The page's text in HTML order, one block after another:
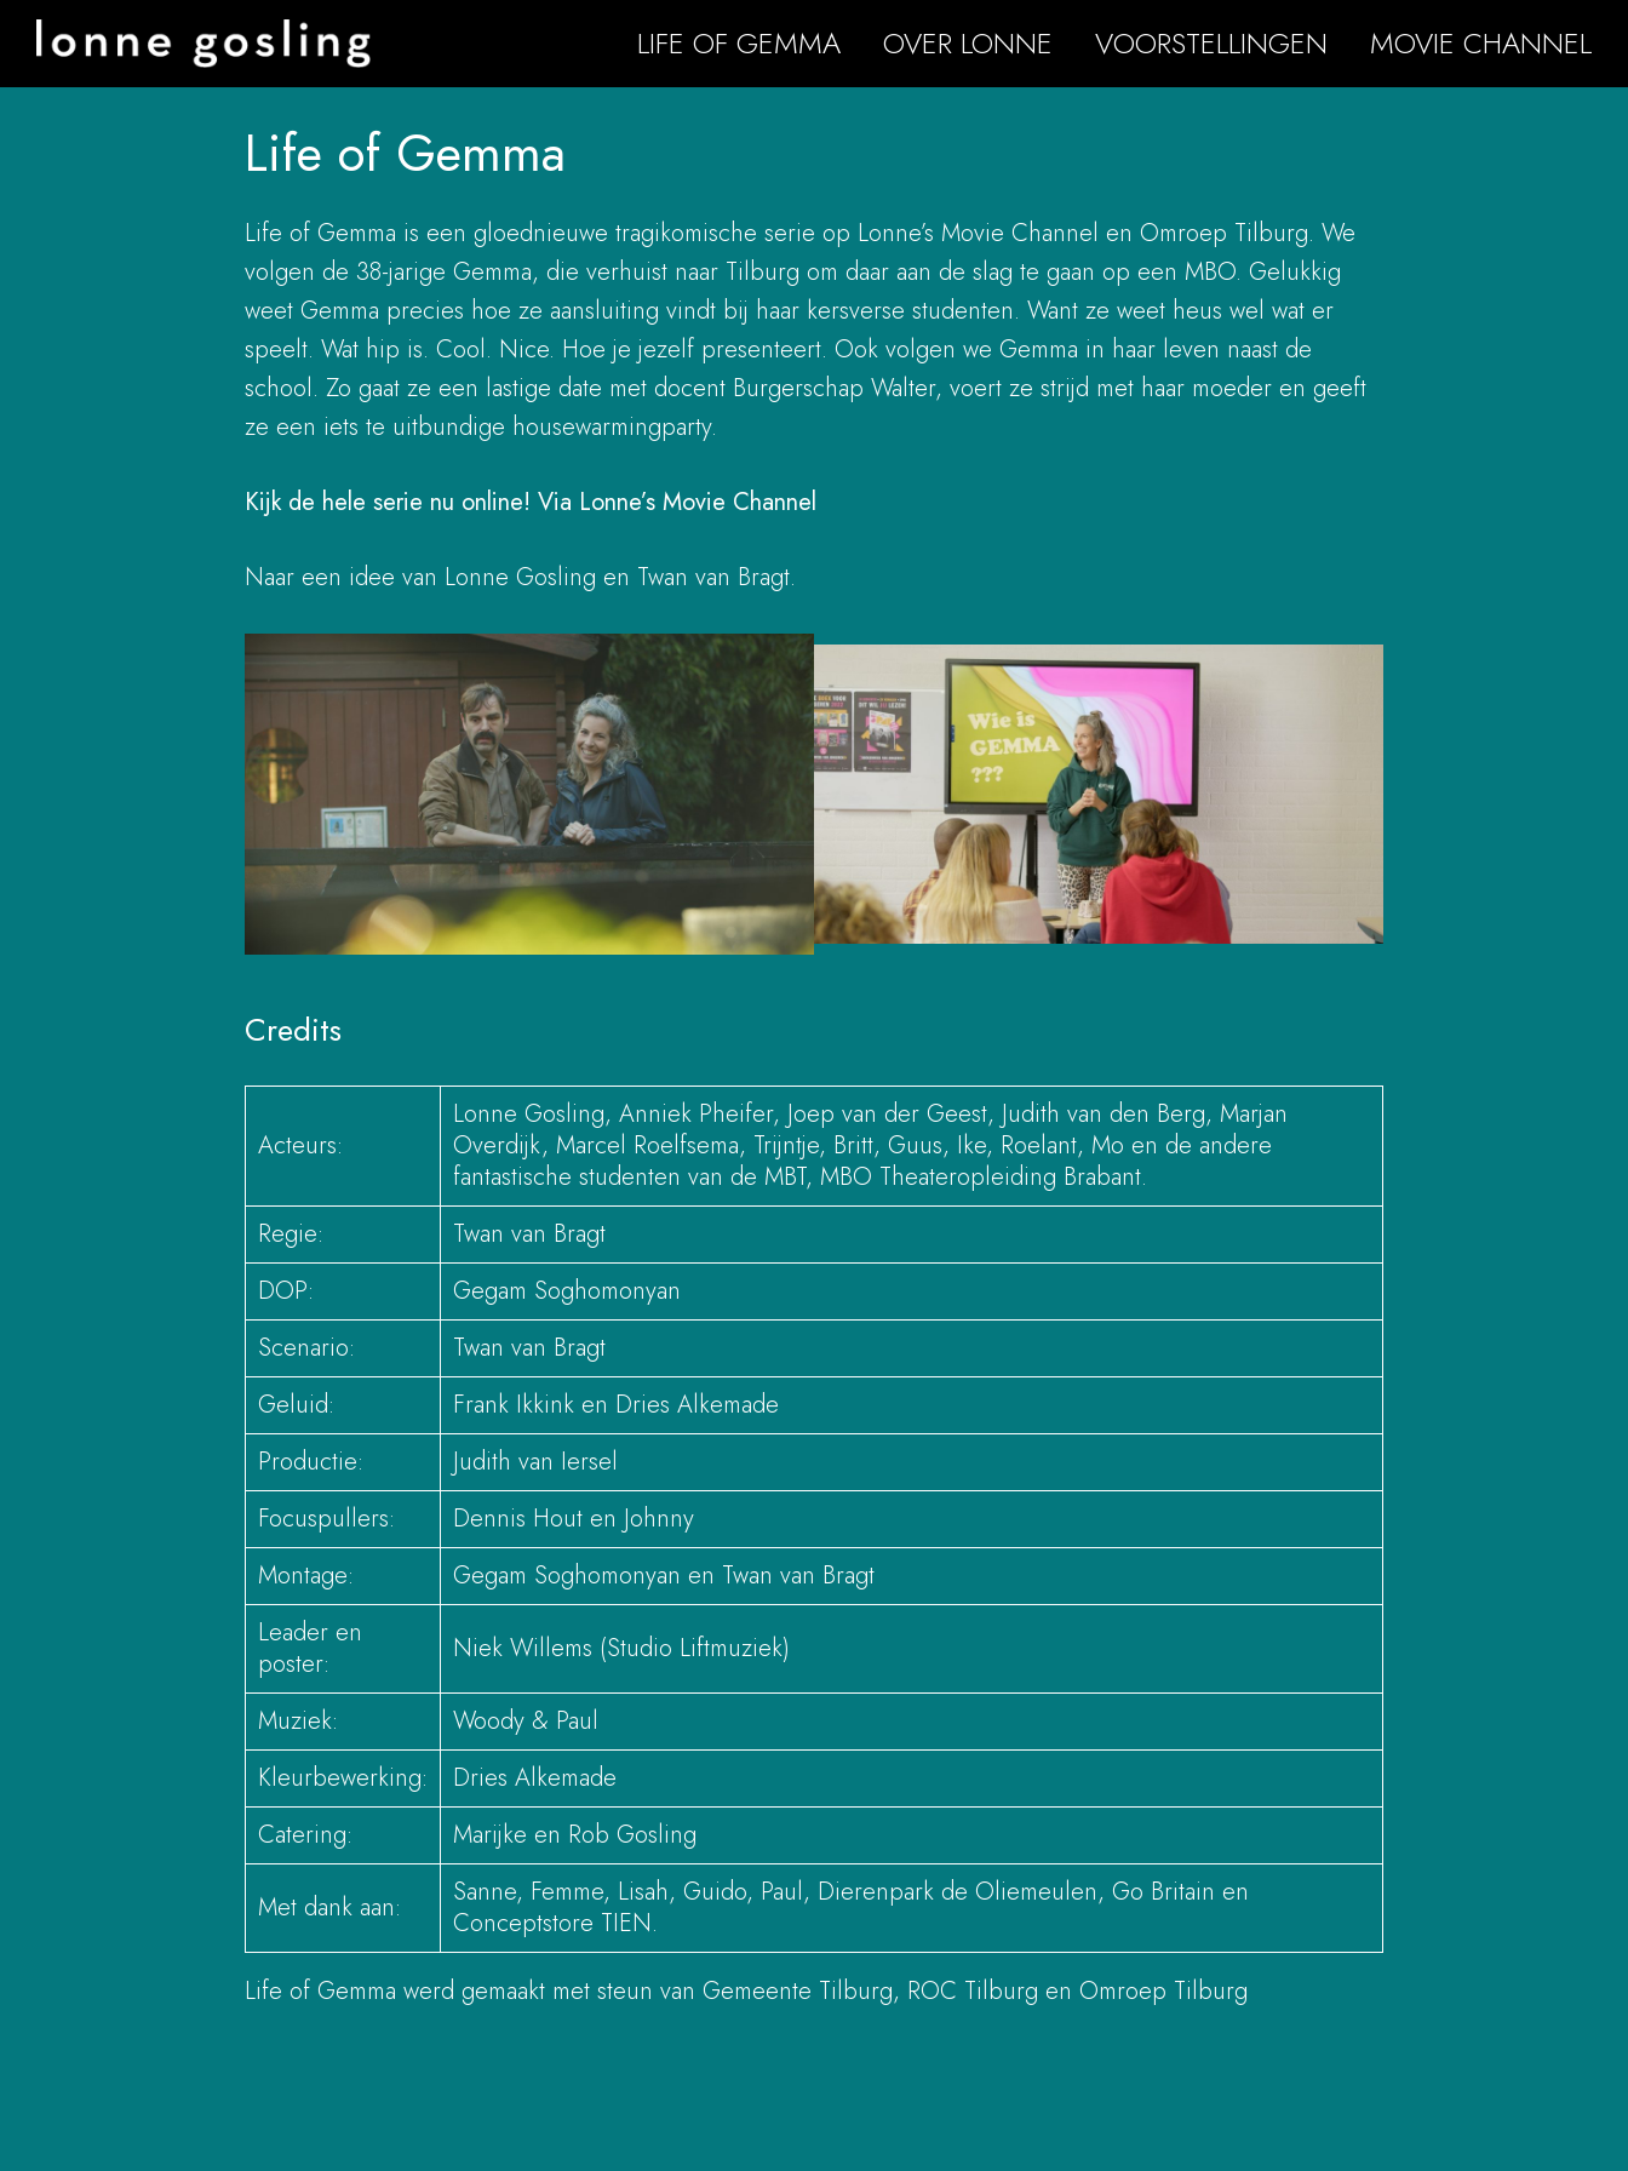
LIFE OF GEMMA OVER LONNE VOORSTELLINGEN MOVIE CHANNEL
Life of Gemma
Life of Gemma is een gloednieuwe tragikomische serie op Lonne’s Movie Channel en Omroep Tilburg. We
volgen de 38-jarige Gemma, die verhuist naar Tilburg om daar aan de slag te gaan op een MBO. Gelukkig
weet Gemma precies hoe ze aansluiting vindt bij haar kersverse studenten. Want ze weet heus wel wat er
speelt. Wat hip is. Cool. Nice. Hoe je jezelf presenteert. Ook volgen we Gemma in haar leven naast de
school. Zo gaat ze een lastige date met docent Burgerschap Walter, voert ze strijd met haar moeder en geeft
ze een iets te uitbundige housewarmingparty.
Kijk de hele serie nu online! Via Lonne’s Movie Channel
Naar een idee van Lonne Gosling en Twan van Bragt.
Credits
Acteurs:
Lonne Gosling, Anniek Pheifer, Joep van der Geest, Judith van den Berg, Marjan
Overdijk, Marcel Roelfsema, Trijntje, Britt, Guus, Ike, Roelant, Mo en de andere
fantastische studenten van de MBT, MBO Theateropleiding Brabant.
Regie:
Twan van Bragt
DOP:
Gegam Soghomonyan
Scenario:
Twan van Bragt
Geluid:
Frank Ikkink en Dries Alkemade
Productie:
Judith van Iersel
Focuspullers:
Dennis Hout en Johnny
Montage:
Gegam Soghomonyan en Twan van Bragt
Leader en
poster:
Niek Willems (Studio Liftmuziek)
Muziek:
Woody & Paul
Kleurbewerking:
Dries Alkemade
Catering:
Marijke en Rob Gosling
Met dank aan:
Sanne, Femme, Lisah, Guido, Paul, Dierenpark de Oliemeulen, Go Britain en
Conceptstore TIEN.
Life of Gemma werd gemaakt met steun van Gemeente Tilburg, ROC Tilburg en Omroep Tilburg